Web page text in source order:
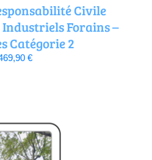
Civile
Forains –
Catégorie 2
€